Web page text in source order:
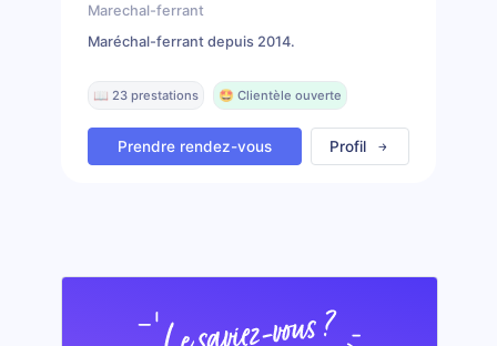
Marechal-ferrant
Maréchal-ferrant depuis 2014.
📖 23 prestations 🤩 Clientèle ouverte
Prendre rendez-vous Profil